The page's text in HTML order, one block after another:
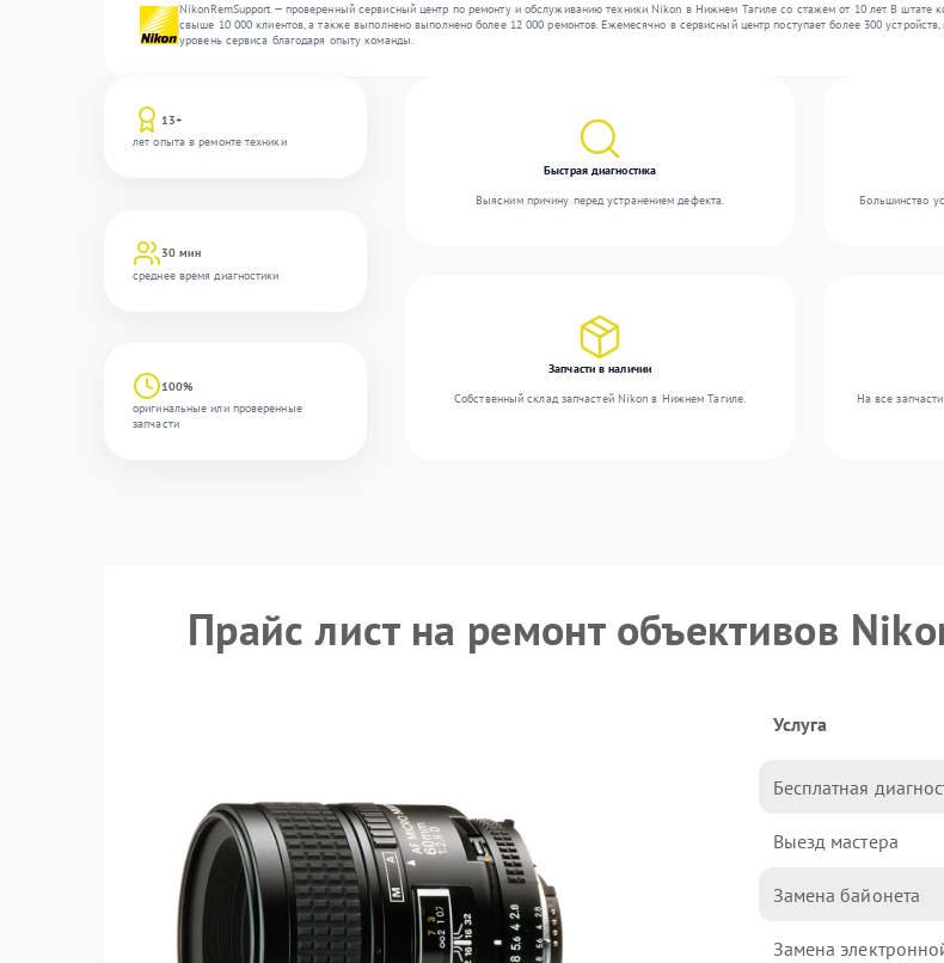
NikonRemSupport — проверенный сервисный центр по ремонту и обслуживанию техники Nikon в Нижнем Тагиле со стажем от 10 лет. В
свыше 10 000 клиентов, а также выполнено выполнено более 12 000 ремонтов. Ежемесячно в сервисный центр поступает более 300
уровень сервиса благодаря опыту команды.
13+
лет опыта в ремонте техники
30 мин
среднее время диагностики
100%
оригинальные или проверенные
запчасти
Быстрая диагностика
Выясним причину перед устранением дефекта.
Большинство
Запчасти в наличии
Собственный склад запчастей Nikon в Нижнем Тагиле.
На все
Прайс лист на ремонт объективов
Услуга
Бесплатная
Выезд мастера
Замена байонета
Замена